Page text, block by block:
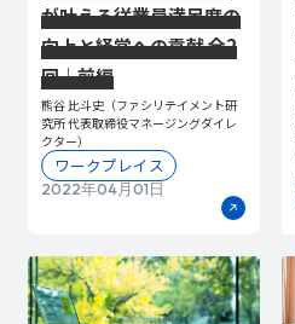
が叶える従業員満足度の
向上と経営への貢献 全2
回｜前編
熊谷 比斗史（ファシリテイメント研
究所 代表取締役マネージングダイレ
クター）
2022年04月01日
ワークプレイス